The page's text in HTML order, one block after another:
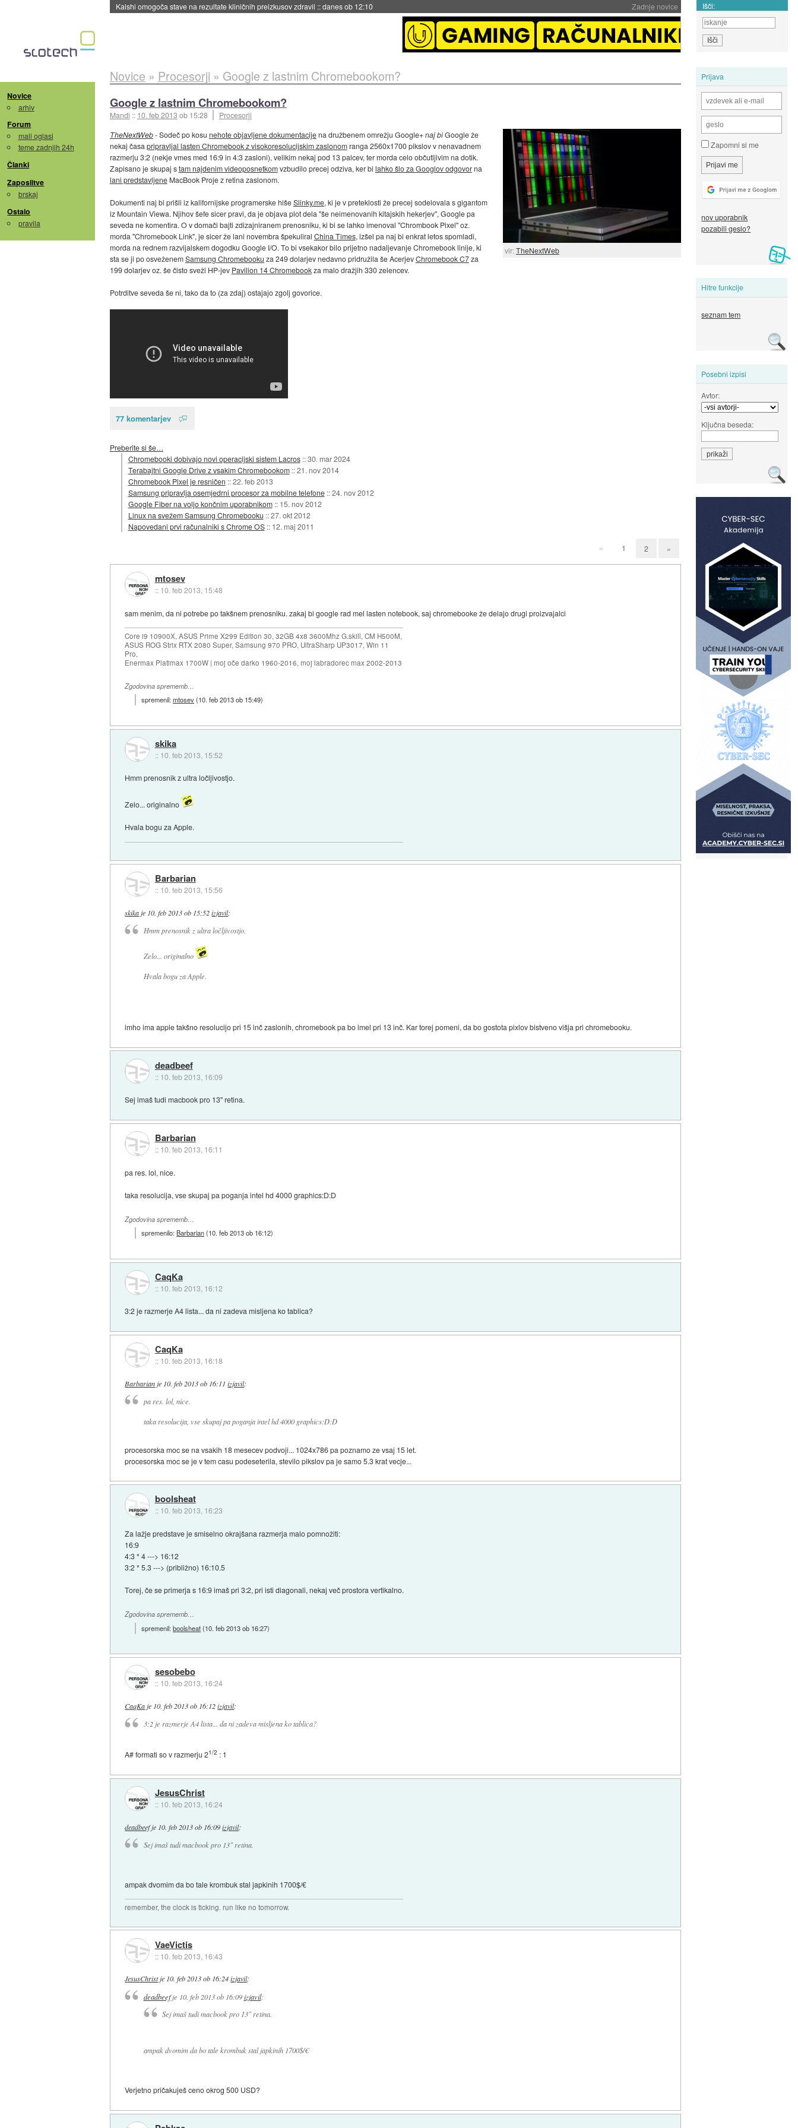
Zadnje novice
Sandisk že prodal več kot polovico SSD-jev za naslednji dve leti::danes ob 11:37 Išči:
Novice
arhiv
Forum
mali oglasi
teme zadnjih 24h
Članki
Zaposlitve
brskaj
Ostalo
pravila
Prijava
Zapomni si me
nov uporabnik
pozabili geslo?
Hitre funkcije
seznam tem
Posebni izpisi
Avtor:
Ključna beseda:
Novice » Procesorji » Google z lastnim Chromebookom?
Google z lastnim Chromebookom?
Mandi :: 10. feb 2013 ob 15:28 Procesorji
vir:TheNextWeb
TheNextWeb- Sodeč po kosu nehote objavljene dokumentacijena družbenem omrežju Google+naj biGoogle že
nekaj časa pripravljal lasten Chromebook z visokoresolucijskim zaslonomranga 2560x1700 pikslov v nenavadnem
razmerju 3:2 (nekje vmes med 16:9 in 4:3 zasloni), velikim nekaj pod 13 palcev, ter morda celo občutljivim na dotik.
Zapisano je skupaj stam najdenim videoposnetkomvzbudilo precej odziva, ker bi lahko šlo za Googlov odgovorna
lani predstavljeneMacBook Proje z retina zaslonom.
Dokumenti naj bi prišli iz kalifornijske programerske hišeSlinky.me, ki je v preteklosti že precej sodelovala s gigantom
iz Mountain Viewa. Njihov šefe sicer pravi, da je objava plot dela "še neimenovanih kitajskih hekerjev", Google pa
seveda ne komentira. O v domači bajti zdizajniranem prenosniku, ki bi se lahko imenoval "Chrombook Pixel" oz.
morda "Chromebook Link", je sicer že lani novembra špekuliral China Times, izšel pa naj bi enkrat letos spomladi,
morda na rednem razvijalskem dogodku Google I/O. To bi vsekakor bilo prijetno nadaljevanje Chromebook linije, ki
sta se ji po osveženemSamsung Chromebooku za 249 dolarjev nedavno pridružila še AcerjevChromebook C7za
199 dolarjev oz. še čisto sveži HP-jev Pavilion 14 Chromebookza malo dražjih 330 zelencev.
Potrditve seveda še ni, tako da to (za zdaj) ostajajo zgolj govorice.
77 komentarjev
Preberite si še…
Chromebooki dobivajo novi operacijski sistem Lacros ::30. mar 2024
Terabajtni Google Drive z vsakim Chromebookom ::21. nov 2014
Chromebook Pixel je resničen ::22. feb 2013
Samsung pripravlja osemjedrni procesor za mobilne telefone ::24. nov 2012
Google Fiber na voljo končnim uporabnikom :: 15. nov 2012
Linux na svežem Samsung Chromebooku ::27. okt 2012
Napovedani prvi računalniki s Chrome OS :: 12. maj 2011
« 1 2 »
mtosev
:: 10. feb 2013, 15:48
sam menim, da ni potrebe po takšnem prenosniku. zakaj bi google rad mel lasten notebook, saj chromebooke že delajo drugi proizvajalci
Core i9 10900X, ASUS Prime X299 Edition 30, 32GB 4x8 3600Mhz G.skill, CM H500M,
ASUS ROG Strix RTX 2080 Super, Samsung 970 PRO, UltraSharp UP3017, Win 11
Pro,
Enermax Platimax 1700W | moj oče darko 1960-2016, moj labradorec max 2002-2013
Zgodovina sprememb…
spremenil:mtosev(10. feb 2013 ob 15:49)
skika
:: 10. feb 2013, 15:52
Hmm prenosnik z ultra ločljivostjo.
Zelo... originalno
Hvala bogu za Apple.
Barbarian
:: 10. feb 2013, 15:56
skika je 10. feb 2013 ob 15:52 izjavil:
Hmm prenosnik z ultra ločljivostjo.
Zelo... originalno
Hvala bogu za Apple.
imho ima apple takšno resolucijo pri 15 inč zaslonih, chromebook pa bo imel pri 13 inč. Kar torej pomeni, da bo gostota pixlov bistveno višja pri chromebooku.
deadbeef
:: 10. feb 2013, 16:09
Sej imaš tudi macbook pro 13" retina.
Barbarian
:: 10. feb 2013, 16:11
pa res. lol, nice.
taka resolucija, vse skupaj pa poganja intel hd 4000 graphics:D:D
Zgodovina sprememb…
spremenilo:Barbarian(10. feb 2013 ob 16:12)
CaqKa
:: 10. feb 2013, 16:12
3:2 je razmerje A4 lista... da ni zadeva misljena ko tablica?
CaqKa
:: 10. feb 2013, 16:18
Barbarian je 10. feb 2013 ob 16:11 izjavil:
pa res. lol, nice.
taka resolucija, vse skupaj pa poganja intel hd 4000 graphics:D:D
procesorska moc se na vsakih 18 mesecev podvoji... 1024x786 pa poznamo ze vsaj 15 let.
procesorska moc se je v tem casu podeseterila, stevilo pikslov pa je samo 5.3 krat vecje...
boolsheat
:: 10. feb 2013, 16:23
Za lažje predstave je smiselno okrajšana razmerja malo pomnožiti:
16:9
4:3 * 4 ---> 16:12
3:2 * 5.3 ---> (približno) 16:10.5
Torej, če se primerja s 16:9 imaš pri 3:2, pri isti diagonali, nekaj več prostora vertikalno.
Zgodovina sprememb…
spremenil:boolsheat(10. feb 2013 ob 16:27)
sesobebo
:: 10. feb 2013, 16:24
CaqKa je 10. feb 2013 ob 16:12 izjavil:
3:2 je razmerje A4 lista... da ni zadeva misljena ko tablica?
A# formati so v razmerju 21/2 : 1
JesusChrist
:: 10. feb 2013, 16:24
deadbeefje 10. feb 2013 ob 16:09 izjavil:
Sej imaš tudi macbook pro 13" retina.
ampak dvomim da bo tale krombuk stal japkinih 1700$/€
remember, the clock is ticking. run like no tomorrow.
VaeVictis
:: 10. feb 2013, 16:43
JesusChristje 10. feb 2013 ob 16:24 izjavil:
deadbeefje 10. feb 2013 ob 16:09 izjavil:
Sej imaš tudi macbook pro 13" retina.
ampak dvomim da bo tale krombuk stal japkinih 1700$/€
Verjetno pričakuješ ceno okrog 500 USD?